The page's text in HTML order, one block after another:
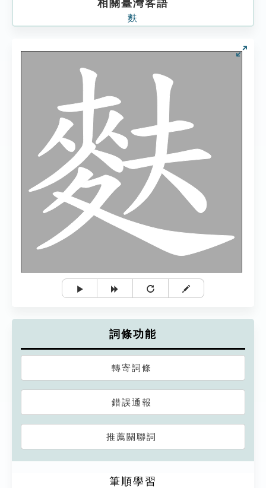
相關臺灣客語
麩
詞條功能
轉寄詞條
錯誤通報
推薦關聯詞
筆順學習